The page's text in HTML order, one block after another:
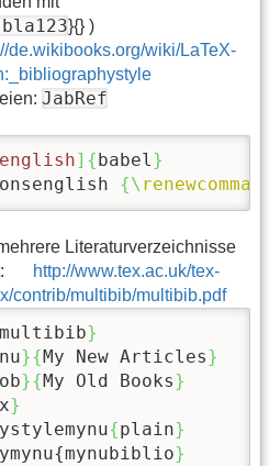
}{} )
de.wikibooks.org/wiki/LaTeX-
JabRef
english]{ babel}
{\
Literaturverzeichnisse
http://www.tex.ac.uk/tex-
contrib/multibib/multibib.pdf
multibib}
}{My New Articles}
}{My Old Books}
}
{plain}
{mynubiblio}